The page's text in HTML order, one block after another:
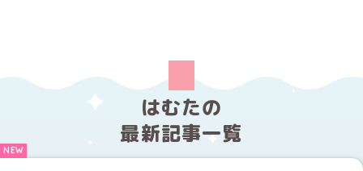
はむたの
最新記事一覧